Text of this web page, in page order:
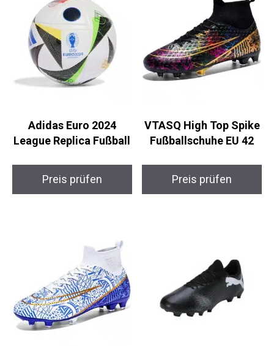
Adidas Euro 2024
League Replica Fußball
Preis prüfen
VTASQ High Top Spike
Fußballschuhe EU 42
Preis prüfen